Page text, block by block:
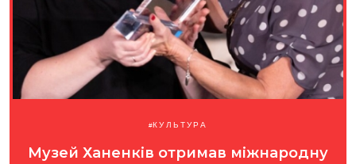
КУЛЬТУРА
Музей Ханенків отримав міжнародну